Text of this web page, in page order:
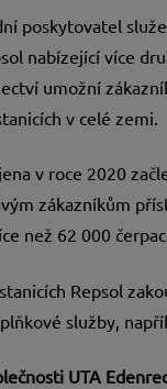
poskytovatel
nabízející více
umožní
v celé zemi.
v roce 2020
zákazníkům
než 62 000
Repsol
služby,
UTA